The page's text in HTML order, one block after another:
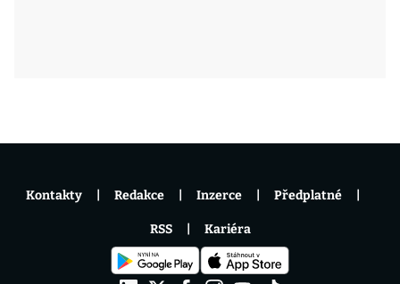
Kontakty Redakce Inzerce Předplatné
RSS Kariéra